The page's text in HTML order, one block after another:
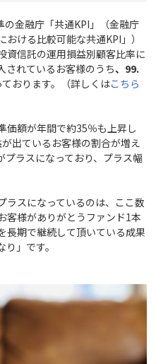
金融庁「共通KPI」（金融庁
ける比較可能な共通KPI」）
資信託の運用損益別顧客比率に
されているお客様のうち、99.
ております。（詳しくはこちら
額が年間で約35％も上昇し
出ているお客様の割合が増え
プラスになっており、プラス幅
スになっているのは、ここ数
客様がありがとうファンド1本
長期で継続して頂いている成果
」です。